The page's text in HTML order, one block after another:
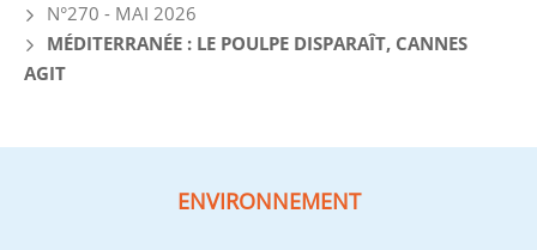
N°270 - MAI 2026
MÉDITERRANÉE : LE POULPE DISPARAÎT, CANNES
AGIT
ENVIRONNEMENT